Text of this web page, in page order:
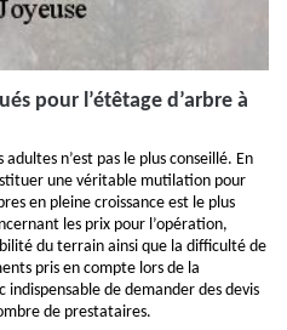
pour l’étêtage d’arbre à
n’est pas le plus conseillé. En
une véritable mutilation pour
en pleine croissance est le plus
les prix pour l’opération,
du terrain ainsi que la difficulté de
pris en compte lors de la
de demander des devis
de prestataires.